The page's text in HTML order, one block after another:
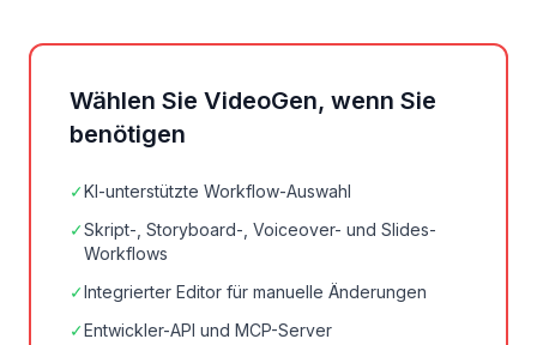
Wählen Sie VideoGen, wenn Sie
benötigen
✓KI-unterstützte Workflow-Auswahl
✓Skript-, Storyboard-, Voiceover- und Slides-
Workflows
✓Integrierter Editor für manuelle Änderungen
✓Entwickler-API und MCP-Server